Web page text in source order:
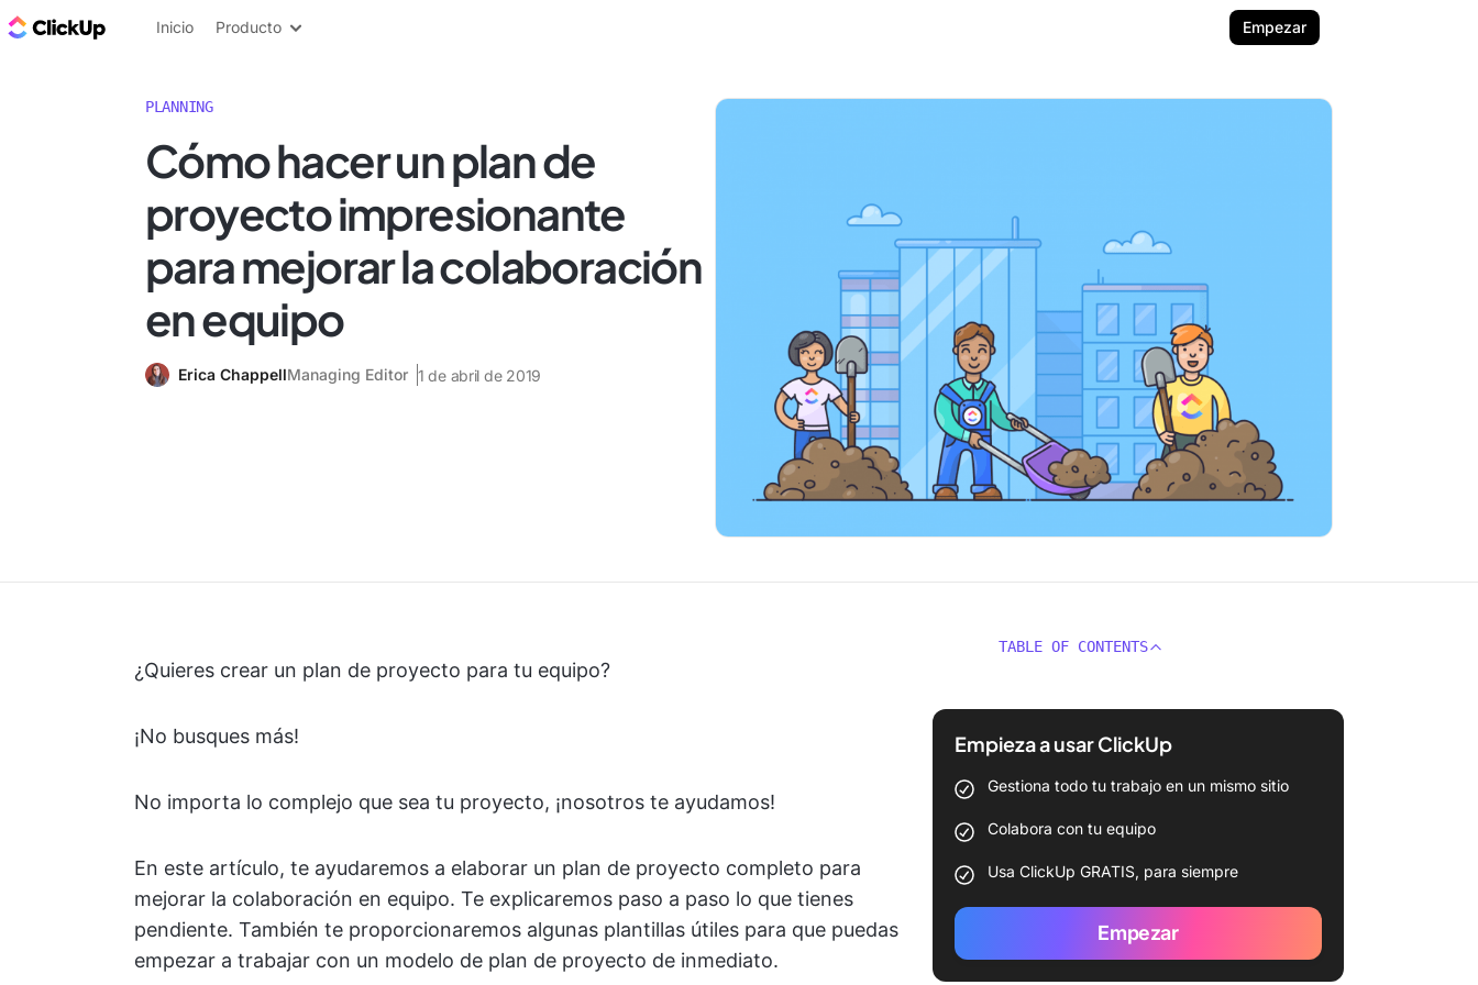
ClickUp Blog
Inicio Producto Empezar
PLANNING
Cómo hacer un plan de
proyecto impresionante
para mejorar la colaboración
en equipo
Erica ChappellManaging Editor 1 de abril de 2019
¿Quieres crear un plan de proyecto para tu equipo?
¡No busques más!
No importa lo complejo que sea tu proyecto, ¡nosotros te ayudamos!
En este artículo, te ayudaremos a elaborar un plan de proyecto completo para
mejorar la colaboración en equipo. Te explicaremos paso a paso lo que tienes
pendiente. También te proporcionaremos algunas plantillas útiles para que puedas
empezar a trabajar con un modelo de plan de proyecto de inmediato.
TABLE OF CONTENTS
Empieza a usar ClickUp
Gestiona todo tu trabajo en un mismo sitio
Colabora con tu equipo
Usa ClickUp GRATIS, para siempre
Empezar